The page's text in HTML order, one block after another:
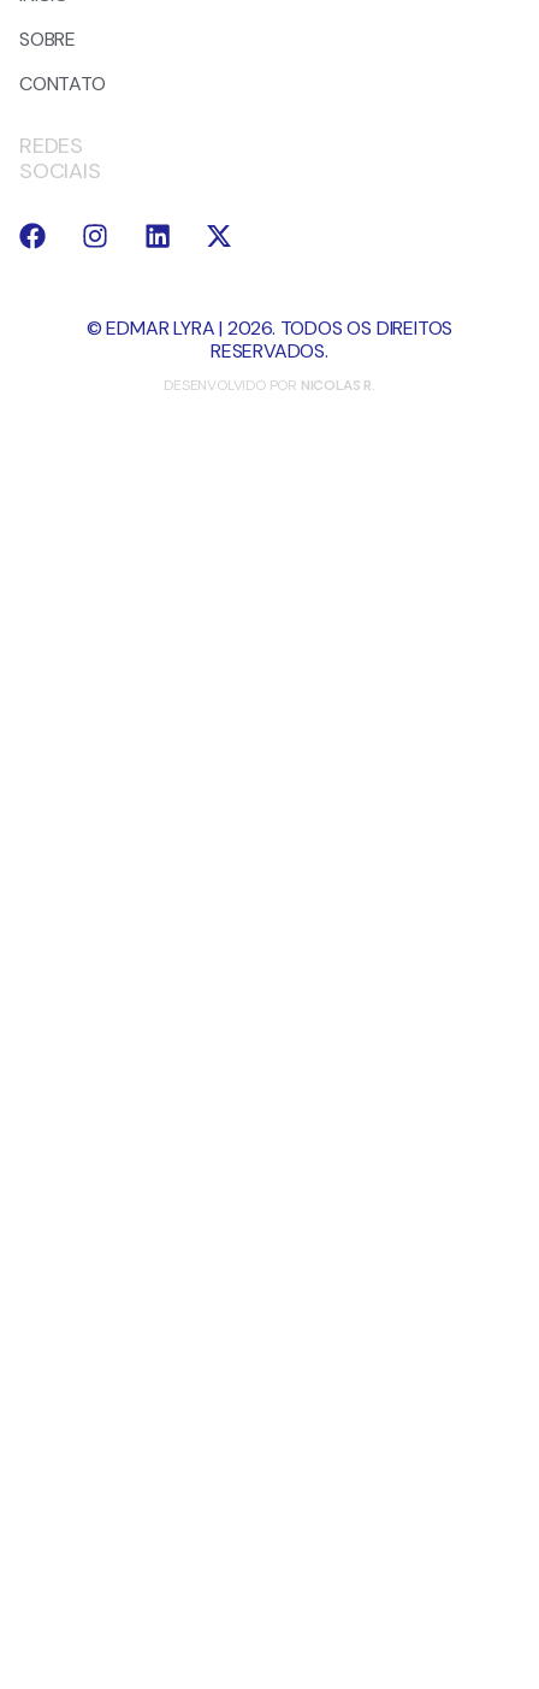
SOBRE
CONTATO
REDES
SOCIAIS
© EDMAR LYRA | 2026. TODOS OS DIREITOS
RESERVADOS.
DESENVOLVIDO POR NICOLAS R.